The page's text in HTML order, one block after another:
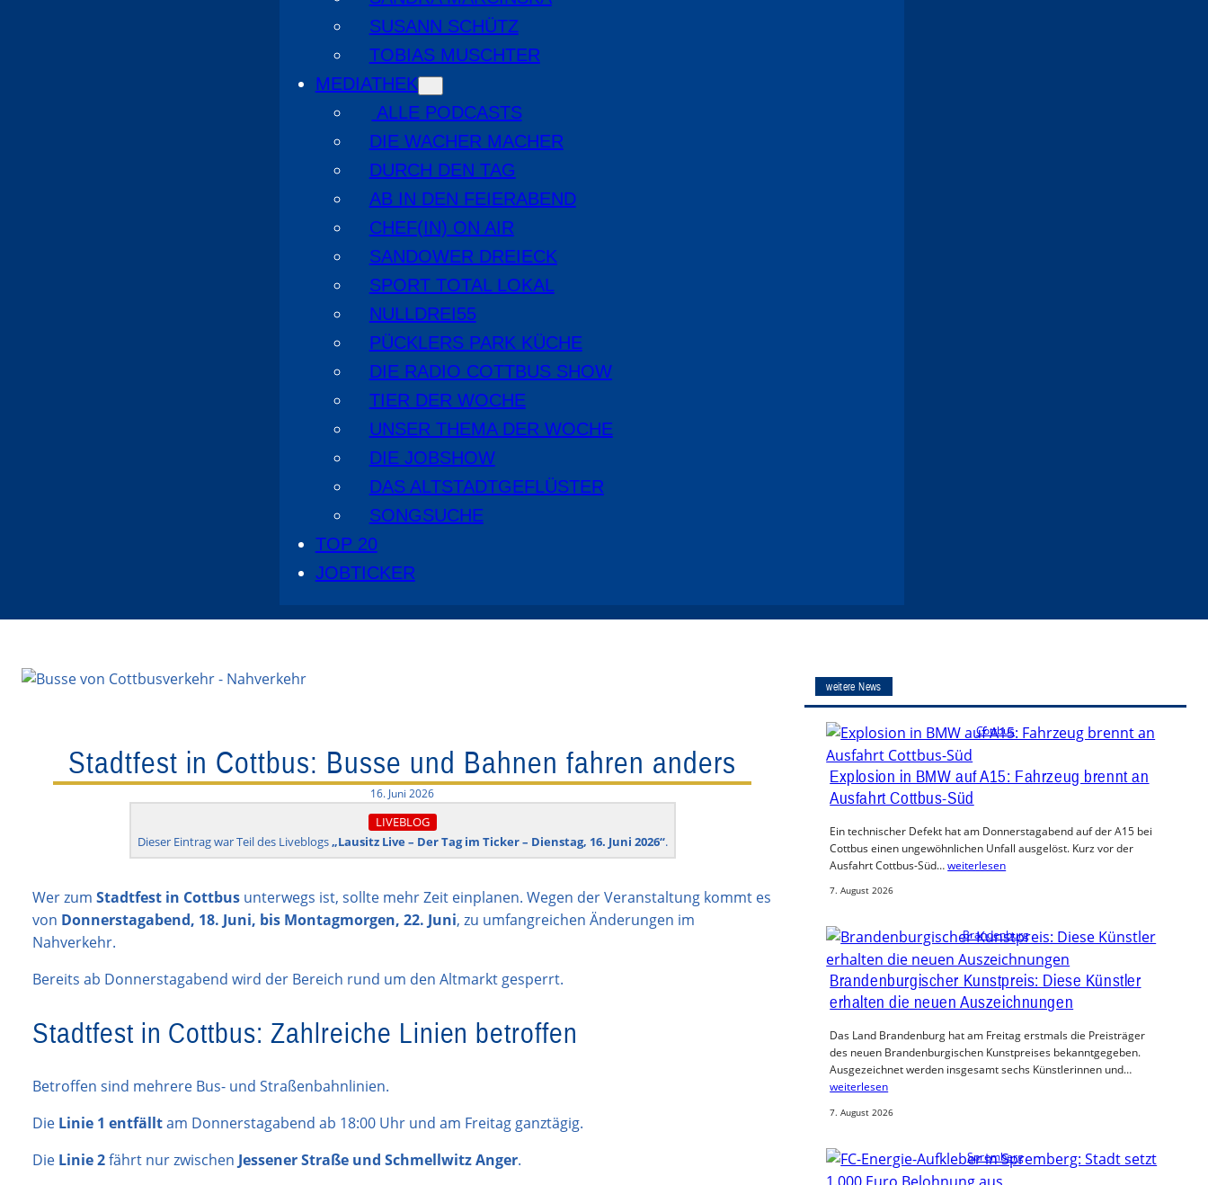
SUSANN SCHÜTZ
TOBIAS MUSCHTER
MEDIATHEK
ALLE PODCASTS
DIE WACHER MACHER
DURCH DEN TAG
AB IN DEN FEIERABEND
CHEF(IN) ON AIR
SANDOWER DREIECK
SPORT TOTAL LOKAL
NULLDREI55
PÜCKLERS PARK KÜCHE
DIE RADIO COTTBUS SHOW
TIER DER WOCHE
UNSER THEMA DER WOCHE
DIE JOBSHOW
DAS ALTSTADTGEFLÜSTER
SONGSUCHE
TOP 20
JOBTICKER
Stadtfest in Cottbus: Busse und Bahnen fahren anders
16. Juni 2026
LIVEBLOG
Dieser Eintrag war Teil des Liveblogs„Lausitz Live – Der Tag im Ticker – Dienstag, 16. Juni 2026“.
Wer zum Stadtfest in Cottbus unterwegs ist, sollte mehr Zeit einplanen. Wegen der Veranstaltung kommt es
von Donnerstagabend, 18. Juni, bis Montagmorgen, 22. Juni, zu umfangreichen Änderungen im
Nahverkehr.
Bereits ab Donnerstagabend wird der Bereich rund um den Altmarkt gesperrt.
Stadtfest in Cottbus: Zahlreiche Linien betroffen
Betroffen sind mehrere Bus- und Straßenbahnlinien.
Die Linie 1 entfälltam Donnerstagabend ab 18:00 Uhr und am Freitag ganztägig.
Die Linie 2fährt nur zwischen Jessener Straße und Schmellwitz Anger.
weitere News
Cottbus
Explosion in BMW auf A15: Fahrzeug brennt an
Ausfahrt Cottbus-Süd
Ein technischer Defekt hat am Donnerstagabend auf der A15 bei
Cottbus einen ungewöhnlichen Unfall ausgelöst. Kurz vor der
Ausfahrt Cottbus-Süd…weiterlesen
7. August 2026
Brandenburg
Brandenburgischer Kunstpreis: Diese Künstler
erhalten die neuen Auszeichnungen
Das Land Brandenburg hat am Freitag erstmals die Preisträger
des neuen Brandenburgischen Kunstpreises bekanntgegeben.
Ausgezeichnet werden insgesamt sechs Künstlerinnen und…
weiterlesen
7. August 2026
Spremberg